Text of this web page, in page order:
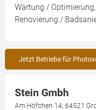
Wartung /
Renovierung /
Jetzt Betriebe für
Stein Gmbh
Am Höfchen 14, 64521